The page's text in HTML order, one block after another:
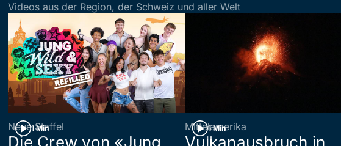
Videos aus der Region, der Schweiz und aller Welt
1 Min
Neue Staffel 1 Min
Mittelamerika